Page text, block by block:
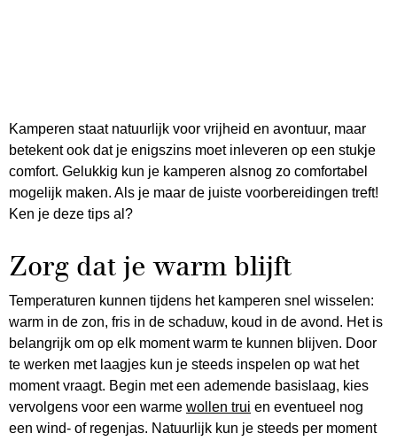
Kamperen staat natuurlijk voor vrijheid en avontuur, maar
betekent ook dat je enigszins moet inleveren op een stukje
comfort. Gelukkig kun je kamperen alsnog zo comfortabel
mogelijk maken. Als je maar de juiste voorbereidingen treft!
Ken je deze tips al?
Zorg dat je warm blijft
Temperaturen kunnen tijdens het kamperen snel wisselen:
warm in de zon, fris in de schaduw, koud in de avond. Het is
belangrijk om op elk moment warm te kunnen blijven. Door
te werken met laagjes kun je steeds inspelen op wat het
moment vraagt. Begin met een ademende basislaag, kies
vervolgens voor een warme wollen trui en eventueel nog
een wind- of regenjas. Natuurlijk kun je steeds per moment